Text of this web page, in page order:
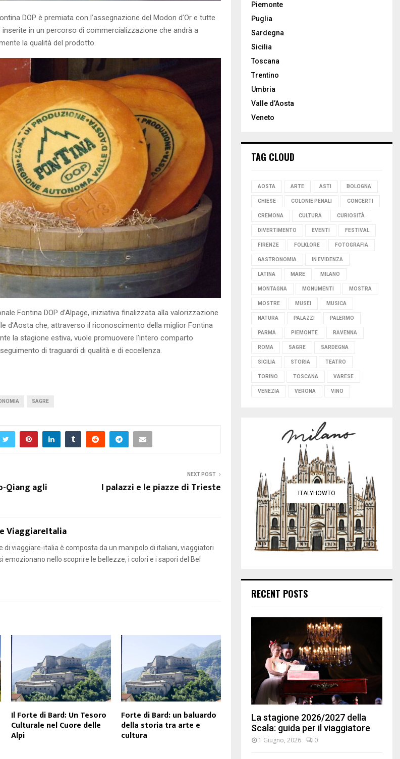
DOP è premiata con l’assegnazione del Modon d’Or e tutte
in un percorso di commercializzazione che andrà a
la qualità del prodotto.
Fontina DOP d’Alpage, iniziativa finalizzata alla valorizzazione
d’Aosta che, attraverso il riconoscimento della miglior Fontina
la stagione estiva, vuole promuovere l’intero comparto
di traguardi di qualità e di eccellenza.
SAGRE
Qiang agli
NEXT POST
I palazzi e le piazze di Trieste
ViaggiareItalia
di viaggiare-italia è composta da un manipolo di italiani, viaggiatori
emozionano nello scoprire le bellezze, i colori e i sapori del Bel
Il Forte di Bard: Un Tesoro
Culturale nel Cuore delle
Alpi
Forte di Bard: un baluardo
della storia tra arte e
cultura
Piemonte
Puglia
Sardegna
Sicilia
Toscana
Trentino
Umbria
Valle d’Aosta
Veneto
TAG CLOUD
AOSTA ARTE ASTI BOLOGNA
CHIESE COLONIE PENALI CONCERTI
CREMONA CULTURA CURIOSITÀ
DIVERTIMENTO EVENTI FESTIVAL
FIRENZE FOLKLORE FOTOGRAFIA
GASTRONOMIA IN EVIDENZA
LATINA MARE MILANO
MONTAGNA MONUMENTI MOSTRA
MOSTRE MUSEI MUSICA
NATURA PALAZZI PALERMO
PARMA PIEMONTE RAVENNA
ROMA SAGRE SARDEGNA
SICILIA STORIA TEATRO
TORINO TOSCANA VARESE
VENEZIA VERONA VINO
ITALYHOWTO
RECENT POSTS
La stagione 2026/2027 della
Scala: guida per il viaggiatore
1 Giugno, 2026 0